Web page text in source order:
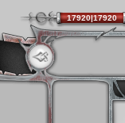
17920|17920